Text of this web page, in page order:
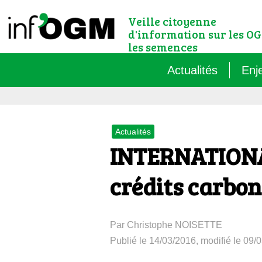
Veille citoyenne
d'information sur les
les semences
Actualités
Le
Actualités
crédits
Par Christophe NOISETTE
Publié le 14/03/2016, modifié le 09/